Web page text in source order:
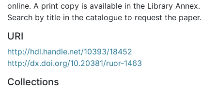
online. A print copy is available in the Library Annex.
Search by title in the catalogue to request the paper.
URI
http://hdl.handle.net/10393/18452
http://dx.doi.org/10.20381/ruor-1463
Collections